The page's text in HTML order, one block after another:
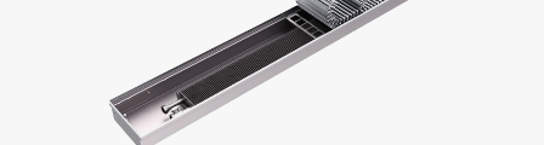
Пн-Пт, 9:00—18:00